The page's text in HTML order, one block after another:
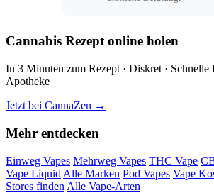
Cannabis Rezept online holen
In 3 Minuten zum Rezept · Diskret ·
Apotheke
Jetzt bei CannaZen →
Mehr entdecken
Einweg Vapes Mehrweg Vapes THC Vape
Vape Liquid Alle Marken Pod Vapes Vape
Stores finden Alle Vape-Arten